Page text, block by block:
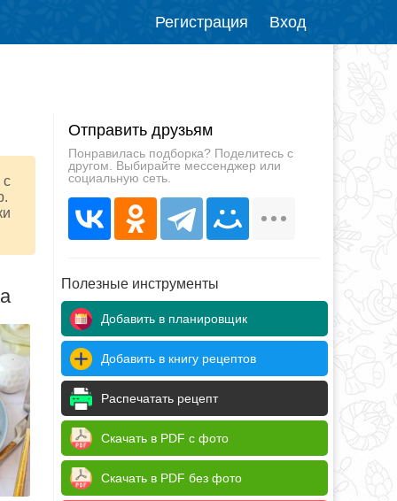
Регистрация Вход
с
Отправить друзьям
Понравилась подборка? Поделитесь с
другом. Выбирайте мессенджер или
социальную сеть.
Полезные инструменты
Добавить в планировщик
Добавить в книгу рецептов
Распечатать рецепт
Скачать в PDF с фото
Скачать в PDF без фото